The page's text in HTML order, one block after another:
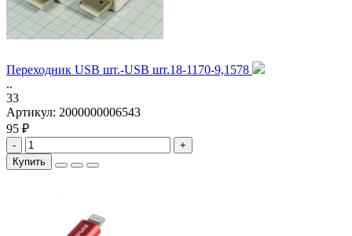
Переходник USB шт.-USB шт.18-1170-9,1578
..
33
Артикул: 2000000006543
95 ₽
-
+
Купить